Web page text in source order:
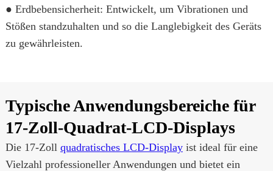
● Erdbebensicherheit: Entwickelt, um Vibrationen und
Stößen standzuhalten und so die Langlebigkeit des Geräts
zu gewährleisten.
Typische Anwendungsbereiche für
17-Zoll-Quadrat-LCD-Displays
Die 17-Zoll quadratisches LCD-Displayist ideal für eine
Vielzahl professioneller Anwendungen und bietet ein